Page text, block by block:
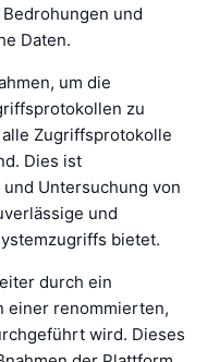
und
Daten.
um die
zu
Zugriffsprotokolle
Dies ist
Untersuchung von
und
bietet.
durch ein
einer renommierten,
wird. Dieses